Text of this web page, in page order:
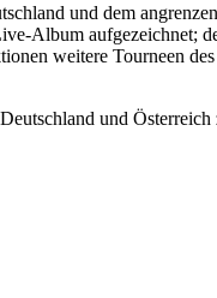
und dem
Album aufgezeichnet;
weitere Tourneen
und